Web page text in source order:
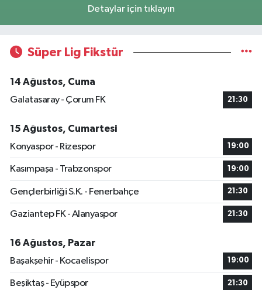
Detaylar için tıklayın
Süper Lig Fikstür
14 Ağustos, Cuma
Galatasaray - Çorum FK
21:30
15 Ağustos, Cumartesi
Konyaspor - Rizespor
19:00
Kasımpaşa - Trabzonspor 19:00
Gençlerbirliği S.K. - Fenerbahçe 21:30
Gaziantep FK - Alanyaspor 21:30
16 Ağustos, Pazar
Başakşehir - Kocaelispor
19:00
Beşiktaş - Eyüpspor 21:30